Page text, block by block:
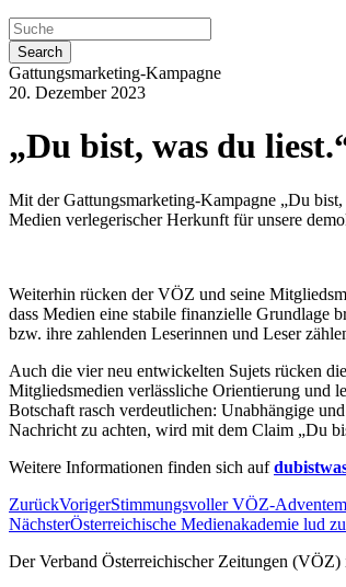
Search
Gattungsmarketing-Kampagne
20. Dezember 2023
„Du bist, was du
Mit der Gattungsmarketing-Kampagne „Du
Medien verlegerischer Herkunft für unsere
Weiterhin rücken der VÖZ und seine
dass Medien eine stabile finanzielle Grundlage
bzw. ihre zahlenden Leserinnen und Leser
Auch die vier neu entwickelten Sujets rücken
Mitgliedsmedien verlässliche Orientierung und
Botschaft rasch verdeutlichen: Unabhängige
Nachricht zu achten, wird mit dem Claim „Du
Weitere Informationen finden sich auf
ZurückVorigerStimmungsvoller VÖZ-
NächsterÖsterreichische Medienakademie lud
Der Verband Österreichischer Zeitungen (VÖZ)